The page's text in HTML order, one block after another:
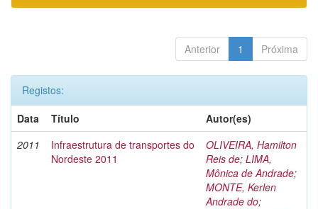
Anterior 1 Próxima
Registos:
Data
Título
Autor(es)
2011
Infraestrutura de transportes do
Nordeste 2011
OLIVEIRA, Hamilton
Reis de; LIMA,
Mônica de Andrade;
MONTE, Kerlen
Andrade do;